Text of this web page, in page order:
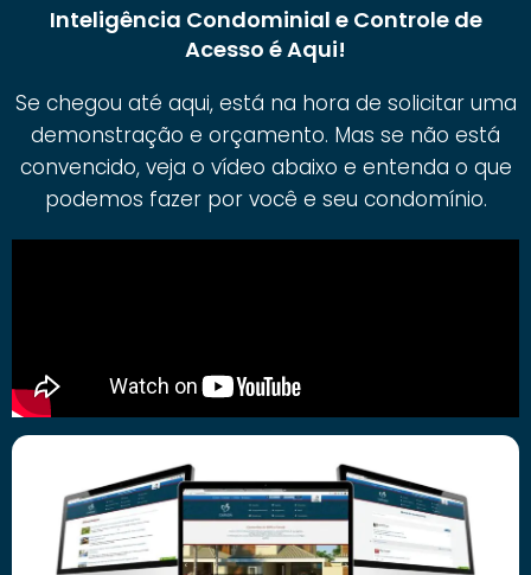
Inteligência Condominial e Controle de
Acesso é Aqui!
Se chegou até aqui, está na hora de solicitar uma
demonstração e orçamento. Mas se não está
convencido, veja o vídeo abaixo e entenda o que
podemos fazer por você e seu condomínio.